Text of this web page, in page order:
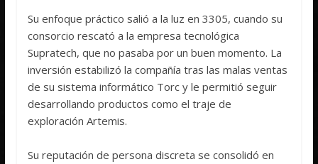
Su enfoque práctico salió a la luz en 3305, cuando su
consorcio rescató a la empresa tecnológica
Supratech, que no pasaba por un buen momento. La
inversión estabilizó la compañía tras las malas ventas
de su sistema informático Torc y le permitió seguir
desarrollando productos como el traje de
exploración Artemis.
Su reputación de persona discreta se consolidó en